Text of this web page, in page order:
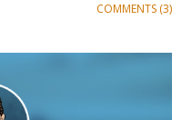
COMMENTS (3)